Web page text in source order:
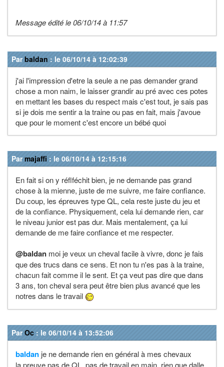
Message édité le 06/10/14 à 11:57
Parbaldan : le 06/10/14 à 12:02:39
j'ai l'impression d'etre la seule a ne pas demander grand
chose a mon naim, le laisser grandir au pré avec ces potes
en mettant les bases du respect mais c'est tout, je sais pas
si je dois me sentir a la traine ou pas en fait, mais j'avoue
que pour le moment c'est encore un bébé quoi
Parmajaffi : le 06/10/14 à 12:15:16
En fait si on y réflféchit bien, je ne demande pas grand
chose à la mienne, juste de me suivre, me faire confiance.
Du coup, les épreuves type QL, cela reste juste du jeu et
de la confiance. Physiquement, cela lui demande rien, car
le niveau junior est pas dur. Mais mentalement, ça lui
demande de me faire confiance et me respecter.
@baldan moi je veux un cheval facile à vivre, donc je fais
que des trucs dans ce sens. Et non tu n'es pas à la traine,
chacun fait comme il le sent. Et ça veut pas dire que dans
3 ans, ton cheval sera peut être bien plus avancé que les
notres dans le travail
ParOc : le 06/10/14 à 13:52:06
baldan je ne demande rien en général à mes chevaux
la preuve pas de QL, pas de travail en main, rien que dalle